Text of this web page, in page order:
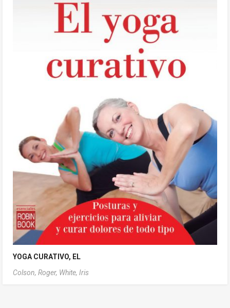
YOGA CURATIVO, EL
Colson, Roger, White, Iris